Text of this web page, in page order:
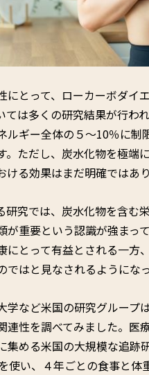
にとって、ローカーボダイ
ては多くの研究結果が行わ
ルギー全体の５〜10％に
。ただし、炭水化物を極端
る効果はまだ明確ではあ
究では、炭水化物を含む
が重要という認識が強まっ
にとって有益とされる一方
はと見なされるようになっ
など米国の研究グループ
連性を調べてみました。医
集める米国の大規模な追跡
使い、４年ごとの食事と体